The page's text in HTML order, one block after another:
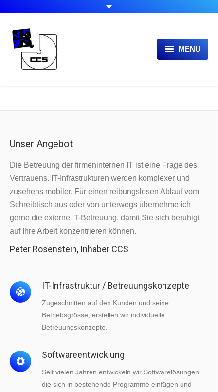
MENU
NEWS / SERVICE
Unser Angebot
Die Betreuung der firmeninternen IT ist eine Frage des
Vertrauens. IT-Infrastrukturen werden komplexer und
zusehens mobiler. Für einen reibungslosen Ablauf vom
Schreibtisch aus oder von unterwegs übernehme ich
gerne die externe IT-Betreuung, damit Sie sich beruhigt
auf Ihre Arbeit konzentrieren können.
Peter Rosenstein, Inhaber CCS
IT-Infrastruktur / Betreuungskonzepte
Zugeschnitten auf den Kunden und seine
Betriebsgrösse, erstellen wir individuelle
Betreuungskonzepte.
Softwareentwicklung
Seit vielen Jahren entwickeln wir Softwarelösungen
die sich in bestehende Programme einfügen und